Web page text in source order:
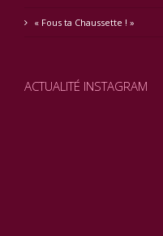
« Fous ta Chaussette ! »
ACTUALITÉ INSTAGRAM